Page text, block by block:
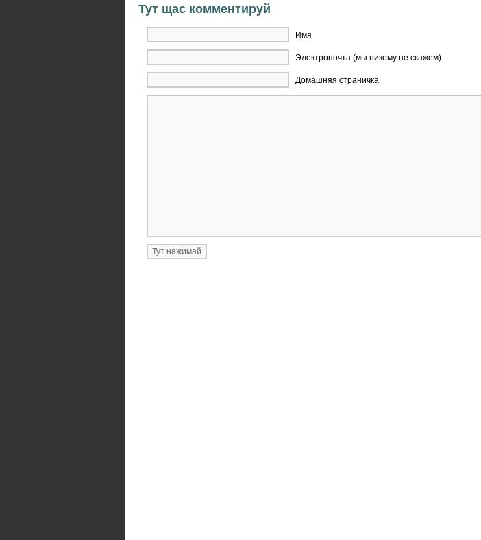
Тут щас комментируй
Имя
Электропочта (мы никому не скажем)
Домашняя страничка